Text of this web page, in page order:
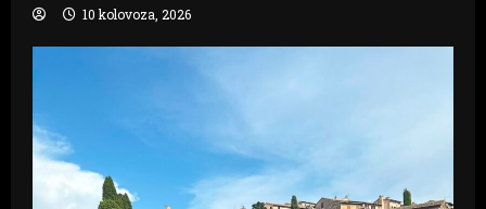
10 kolovoza, 2026